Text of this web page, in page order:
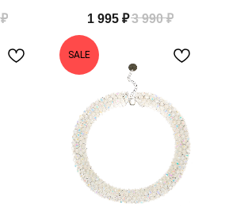
₽
1 995 ₽3 990 ₽
SALE